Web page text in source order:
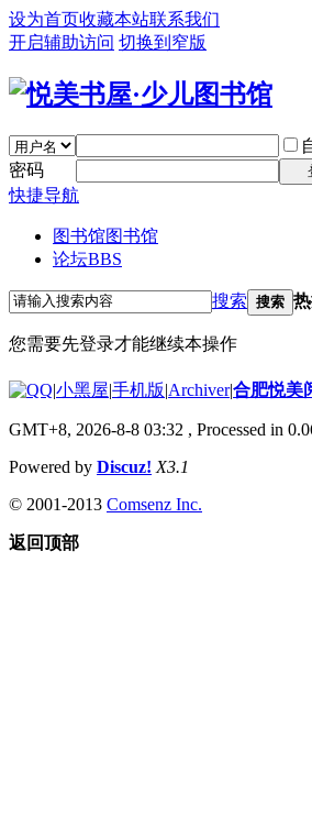
设为首页收藏本站联系我们
开启辅助访问 切换到窄版
密码
快捷导航
图书馆图书馆
论坛BBS
搜索 搜索
您需要先登录才能继续本操作
|小黑屋|手机版|Archiver|合肥悦美
GMT+8, 2026-8-8 03:32 , Processed in
Powered by Discuz! X3.1
© 2001-2013 Comsenz Inc.
返回顶部